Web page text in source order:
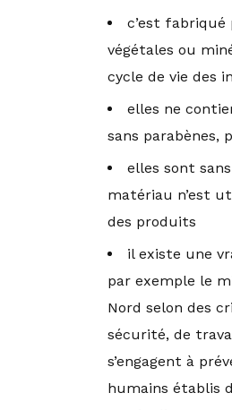
c’est
végétales ou
cycle de vie des
elles ne
sans parabènes,
elles sont
matériau n’est
des produits
il existe une
par exemple le
Nord selon des
sécurité, de
s’engagent à
humains établis